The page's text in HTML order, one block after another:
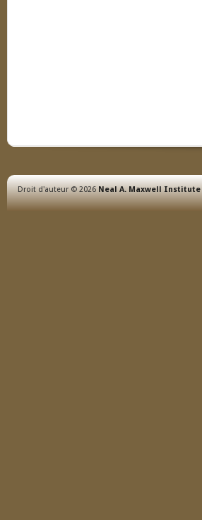
Droit d'auteur © 2026Neal A. Maxwell